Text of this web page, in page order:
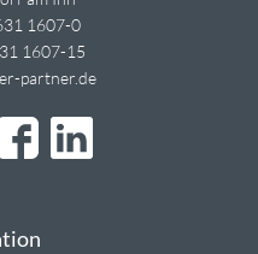
1607-0
1607-15
partner.de